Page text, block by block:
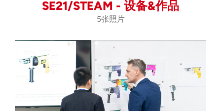
SE21/STEAM - 设备&作品
5张照片